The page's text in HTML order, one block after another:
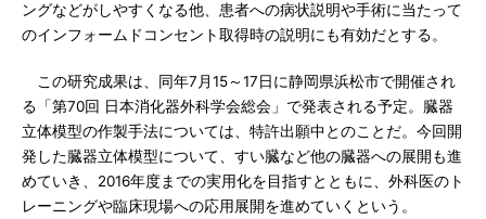
ングなどがしやすくなる他、患者への病状説明や手術に当たって
のインフォームドコンセント取得時の説明にも有効だとする。
この研究成果は、同年7月15～17日に静岡県浜松市で開催され
る「第70回 日本消化器外科学会総会」で発表される予定。臓器
立体模型の作製手法については、特許出願中とのことだ。今回開
発した臓器立体模型について、すい臓など他の臓器への展開も進
めていき、2016年度までの実用化を目指すとともに、外科医のト
レーニングや臨床現場への応用展開を進めていくという。